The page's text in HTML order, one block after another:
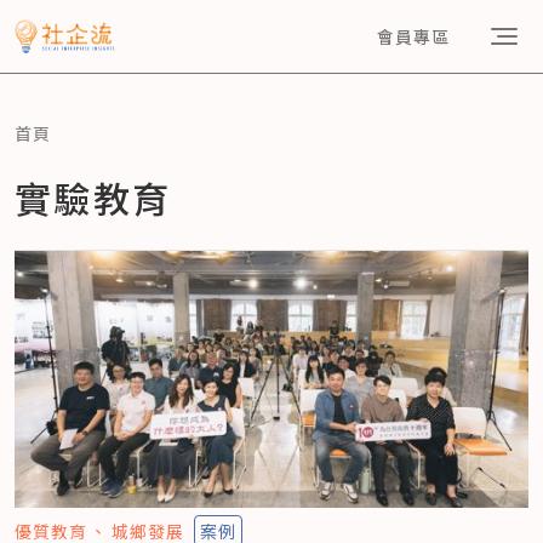
會員專區
首頁
實驗教育
優質教育 城鄉發展 案例